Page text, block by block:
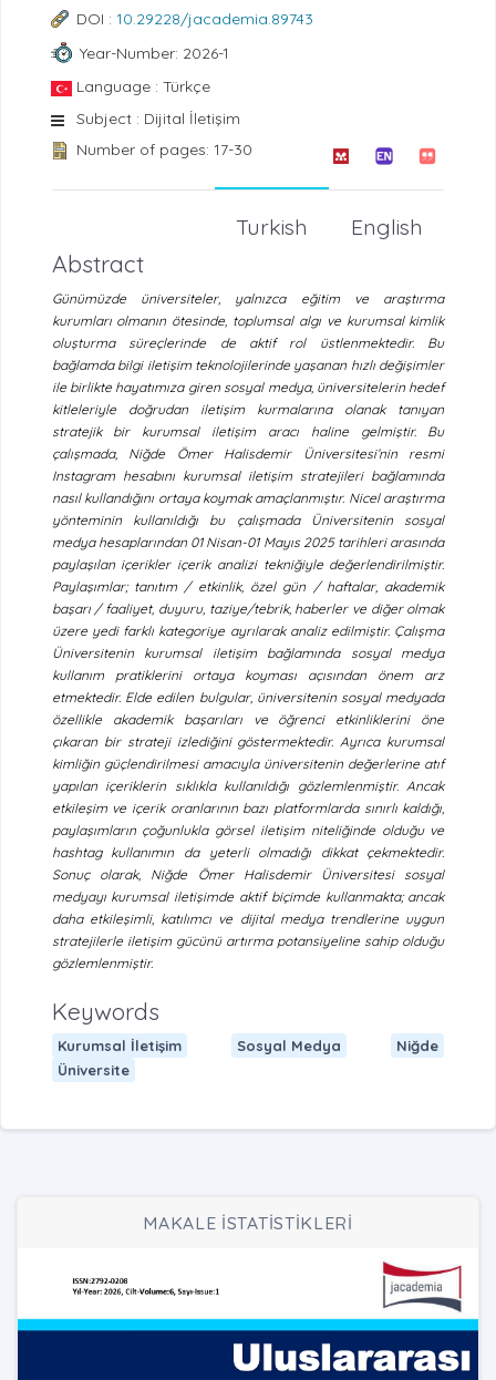
DOI : 10.29228/jacademia.89743
Year-Number: 2026-1
Language : Türkçe
Subject : Dijital İletişim
Number of pages: 17-30
English
Turkish
Abstract
Günümüzde üniversiteler, yalnızca eğitim ve araştırma
kurumları olmanın ötesinde, toplumsal algı ve kurumsal kimlik
oluşturma süreçlerinde de aktif rol üstlenmektedir. Bu
bağlamda bilgi iletişim teknolojilerinde yaşanan hızlı değişimler
ile birlikte hayatımıza giren sosyal medya, üniversitelerin hedef
kitleleriyle doğrudan iletişim kurmalarına olanak tanıyan
stratejik bir kurumsal iletişim aracı haline gelmiştir. Bu
çalışmada, Niğde Ömer Halisdemir Üniversitesi’nin resmi
Instagram hesabını kurumsal iletişim stratejileri bağlamında
nasıl kullandığını ortaya koymak amaçlanmıştır. Nicel araştırma
yönteminin kullanıldığı bu çalışmada Üniversitenin sosyal
medya hesaplarından 01 Nisan-01 Mayıs 2025 tarihleri arasında
paylaşılan içerikler içerik analizi tekniğiyle değerlendirilmiştir.
Paylaşımlar; tanıtım / etkinlik, özel gün / haftalar, akademik
başarı / faaliyet, duyuru, taziye/tebrik, haberler ve diğer olmak
üzere yedi farklı kategoriye ayrılarak analiz edilmiştir. Çalışma
Üniversitenin kurumsal iletişim bağlamında sosyal medya
kullanım pratiklerini ortaya koyması açısından önem arz
etmektedir. Elde edilen bulgular, üniversitenin sosyal medyada
özellikle akademik başarıları ve öğrenci etkinliklerini öne
çıkaran bir strateji izlediğini göstermektedir. Ayrıca kurumsal
kimliğin güçlendirilmesi amacıyla üniversitenin değerlerine atıf
yapılan içeriklerin sıklıkla kullanıldığı gözlemlenmiştir. Ancak
etkileşim ve içerik oranlarının bazı platformlarda sınırlı kaldığı,
paylaşımların çoğunlukla görsel iletişim niteliğinde olduğu ve
hashtag kullanımın da yeterli olmadığı dikkat çekmektedir.
Sonuç olarak, Niğde Ömer Halisdemir Üniversitesi sosyal
medyayı kurumsal iletişimde aktif biçimde kullanmakta; ancak
daha etkileşimli, katılımcı ve dijital medya trendlerine uygun
stratejilerle iletişim gücünü artırma potansiyeline sahip olduğu
gözlemlenmiştir.
Keywords
Kurumsal İletişim Sosyal Medya
Niğde
Üniversite
MAKALE İSTATİSTİKLERİ